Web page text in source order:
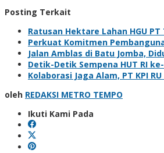
Posting Terkait
Ratusan Hektare Lahan HGU
Perkuat Komitmen
Jalan Amblas di Batu Jomba,
Detik-Detik Sempena HUT RI
Kolaborasi Jaga Alam, PT KPI
oleh REDAKSI METRO TEMPO
Ikuti Kami Pada